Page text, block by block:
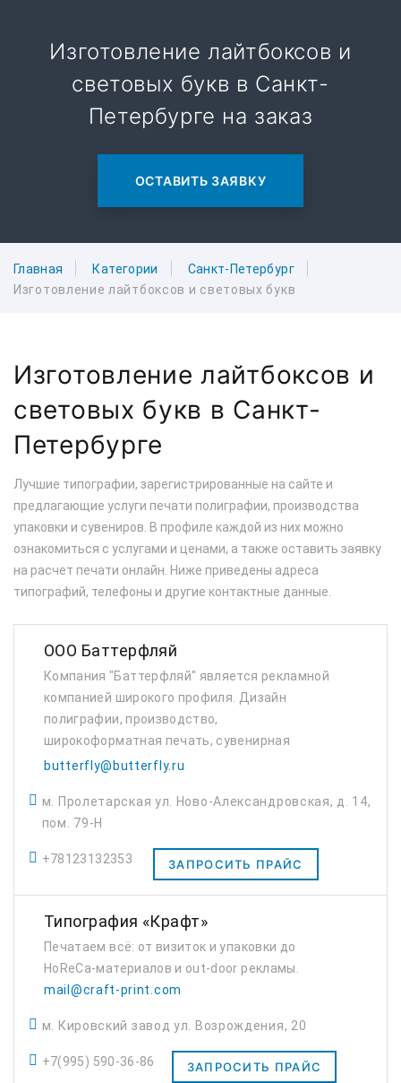
Изготовление лайтбоксов и
световых букв в Санкт-
Петербурге на заказ
ОСТАВИТЬ ЗАЯВКУ
Главная Категории
Санкт-Петербург
Изготовление лайтбоксов и световых букв
Изготовление лайтбоксов и
световых букв в Санкт-
Петербурге
Лучшие типографии, зарегистрированные на сайте и
предлагающие услуги печати полиграфии, производства
упаковки и сувениров. В профиле каждой из них можно
ознакомиться с услугами и ценами, а также оставить заявку
на расчет печати онлайн. Ниже приведены адреса
типографий, телефоны и другие контактные данные.
ООО Баттерфляй
Компания "Баттерфляй" является рекламной
компанией широкого профиля. Дизайн
полиграфии, производство,
широкоформатная печать, сувенирная
продукция, оформление выставок и офисов
компании на выставки, продвига...
butterfly@butterfly.ru
м. Пролетарская ул. Ново-Александровская, д. 14,
пом. 79-Н
+78123132353 ЗАПРОСИТЬ ПРАЙС
Типография «Крафт»
Печатаем всё: от визиток и упаковки до
HoReCa-материалов и out-door рекламы.
mail@craft-print.com
м. Кировский завод ул. Возрождения, 20
+7(995) 590-36-86 ЗАПРОСИТЬ ПРАЙС